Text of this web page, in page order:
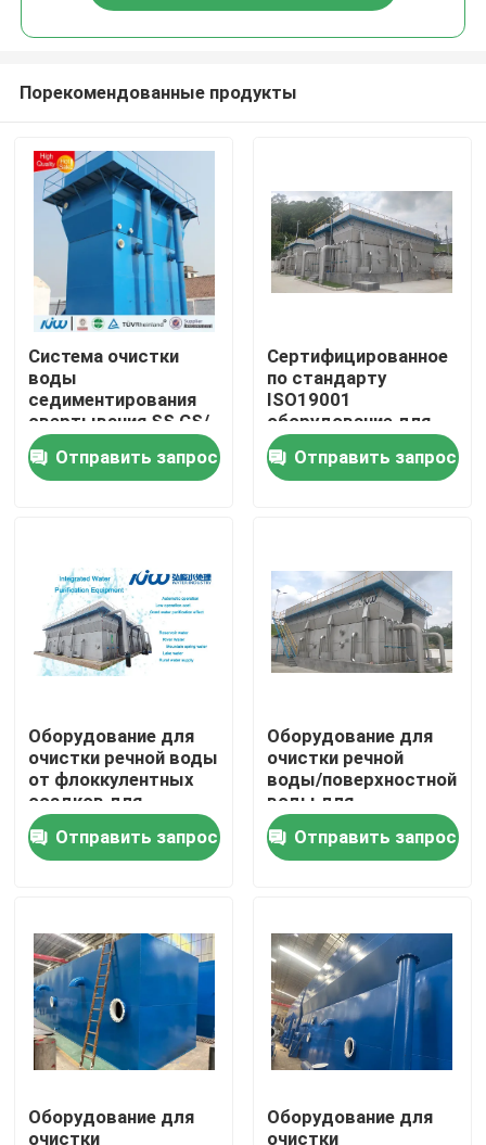
Продукты
О нас
Проверка качества
Свяжитесь мы
Случаи
промышленное оборудование очистки воды
Оборудование очистки воды обратного осмоза
Порекомендованные продукты
Система очистки
воды
седиментирования
свертывания SS CS/
промышленная
интегрированная
Отправить запрос
Сертифицированное
по стандарту
ISO19001
оборудование для
очистки
промышленных вод
для
флоккулентов
Отправить запрос
Оборудование для
очистки речной воды
от флоккулентных
осадков для
сельских районов
Отправить запрос
Оборудование для
очистки речной
воды/поверхностной
воды для
промышленной воды
с скоростью потока
250 литров в час и
Отправить запрос
Оборудование для
очистки
Оборудование для
очистки